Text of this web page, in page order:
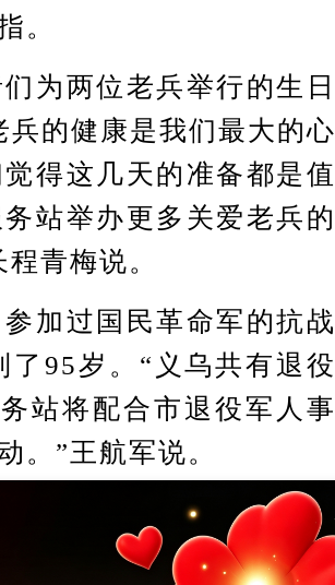
。
两位老兵举行的生日
的健康是我们最大的心
得这几天的准备都是值
站举办更多关爱老兵的
青梅说。
加过国民革命军的抗战
95岁。“义乌共有退役
站将配合市退役军人事
。”王航军说。